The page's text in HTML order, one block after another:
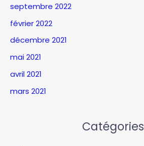
septembre 2022
février 2022
décembre 2021
mai 2021
avril 2021
mars 2021
Catégories